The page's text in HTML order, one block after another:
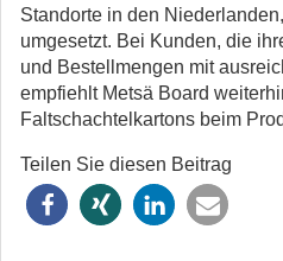
Standorte in den
umgesetzt. Bei Kunden, die
und Bestellmengen mit
empfiehlt Metsä Board
Faltschachtelkartons beim
Teilen Sie diesen Beitrag